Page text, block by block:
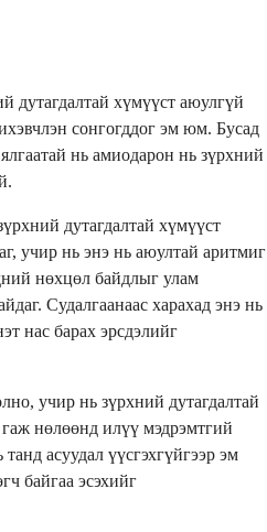
дутагдалтай хүмүүст аюулгүй
сонгогддог эм юм. Бусад
нь амиодарон нь зүрхний
дутагдалтай хүмүүст
учир нь энэ нь аюултай аритмиг
нөхцөл байдлыг улам
Судалгаанаас харахад энэ нь
нас барах эрсдэлийг
учир нь зүрхний дутагдалтай
нөлөөнд илүү мэдрэмтгий
асуудал үүсгэхгүйгээр эм
байгаа эсэхийг